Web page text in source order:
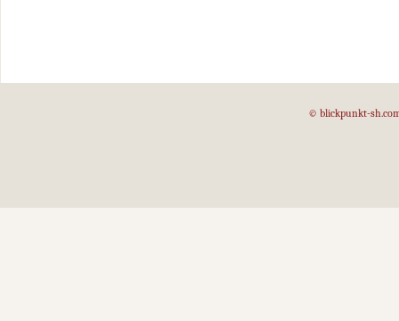
© blickpunkt-